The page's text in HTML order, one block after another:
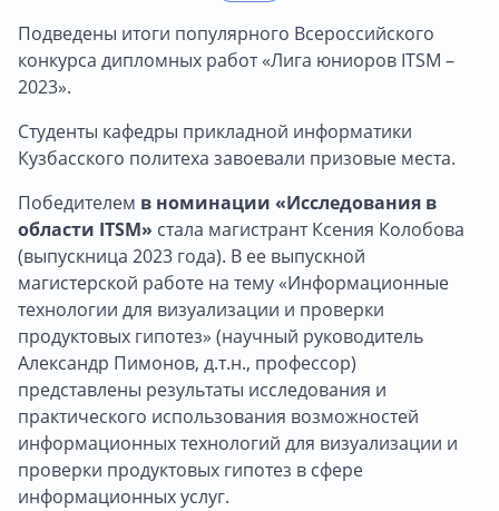
Подведены итоги популярного Всероссийского
конкурса дипломных работ «Лига юниоров ITSM –
2023».
Студенты кафедры прикладной информатики
Кузбасского политеха завоевали призовые места.
Победителем в номинации «Исследования в
области ITSM» стала магистрант Ксения Колобова
(выпускница 2023 года). В ее выпускной
магистерской работе на тему «Информационные
технологии для визуализации и проверки
продуктовых гипотез» (научный руководитель
Александр Пимонов, д.т.н., профессор)
представлены результаты исследования и
практического использования возможностей
информационных технологий для визуализации и
проверки продуктовых гипотез в сфере
информационных услуг.